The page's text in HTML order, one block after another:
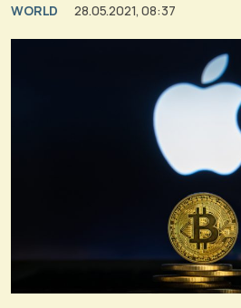
WORLD 28.05.2021, 08:37